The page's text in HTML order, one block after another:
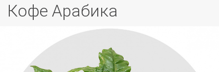
Кофе Арабика